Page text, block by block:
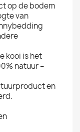
op de bodem
van
kooi is het
natuur –
en